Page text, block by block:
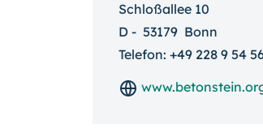
Schloßallee 10
D - 53179 Bonn
Telefon: +49 228 9 54